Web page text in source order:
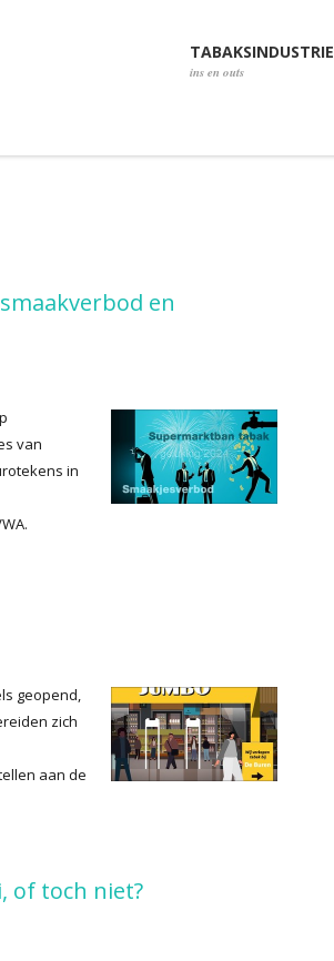
TABAKSINDUSTRIE
ins en outs
en
van
in
geopend,
zich
aan de
of toch niet?